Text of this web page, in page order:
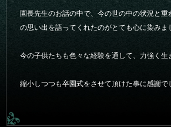
園長先生のお話の中で、今の世の中の状況と
の思い出を語ってくれたのがとても心に染みま
今の子供たちも色々な経験を通して、力強く生
縮小しつつも卒園式をさせて頂けた事に感謝で